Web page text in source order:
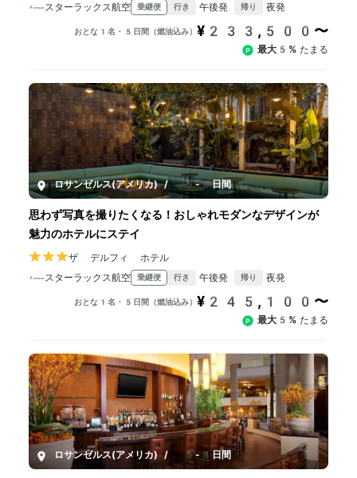
スターラックス航空
乗継便 行き 午後発 帰り 夜発
おとな1名・5日間（燃油込み） ¥233,500〜
最大5% たまる
ロサンゼルス(アメリカ) / 5-8日間
思わず写真を撮りたくなる！おしゃれモダンなデザインが
魅力のホテルにステイ
ザ デルフィ ホテル
スターラックス航空
乗継便 行き 午後発 帰り 夜発
おとな1名・5日間（燃油込み） ¥245,100〜
最大5% たまる
ロサンゼルス(アメリカ) / 5-8日間